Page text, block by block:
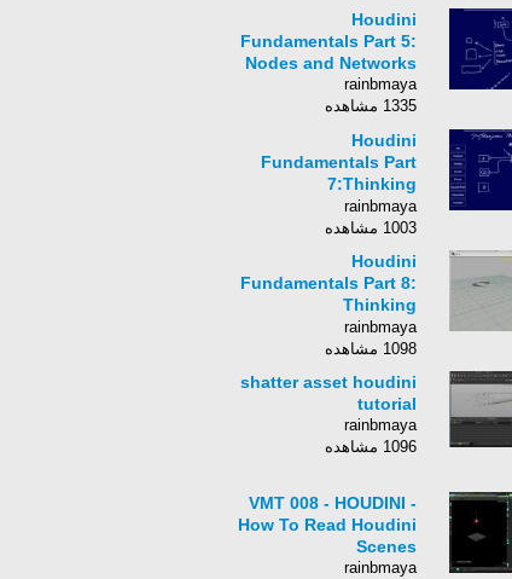
Houdini
Fundamentals Part 5:
Nodes and Networks
rainbmaya
1335 مشاهده
Houdini
Fundamentals Part
7:Thinking
Procedurally(2)
rainbmaya
1003 مشاهده
Houdini
Fundamentals Part 8:
Thinking
Procedurally(3)
rainbmaya
1098 مشاهده
shatter asset houdini
tutorial
rainbmaya
1096 مشاهده
VMT 008 - HOUDINI -
How To Read Houdini
Scenes
rainbmaya